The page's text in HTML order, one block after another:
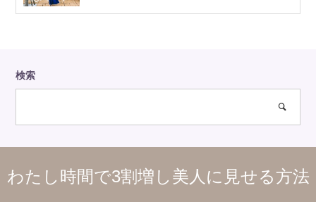
検索
わたし時間で3割増し美人に見せる方法